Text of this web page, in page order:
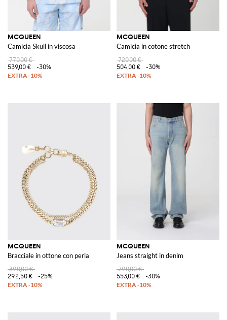
MCQUEEN
Camicia Skull in viscosa
770,00 €
539,00 €
-30%
MCQUEEN
Camicia in cotone stretch
720,00 €
504,00 €
-30%
MCQUEEN
Bracciale in ottone con perla
390,00 €
292,50 €
-25%
MCQUEEN
Jeans straight in denim
790,00 €
553,00 €
-30%